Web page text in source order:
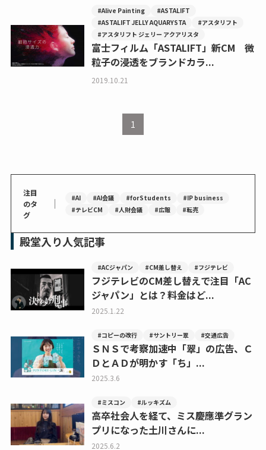
#Alive Painting
#ASTALIFT
#ASTALIFT JELLY AQUARYSTA
#アスタリフト
#アスタリフト ジェリー アクアリスタ
富士フィルム「ASTALIFT」新CM 微
粒子の浸透をブランドカラ...
2019.10.21
1
注目
のタ
グ
｜ #AI #AI会議 #forStudents
#IP business
#テレビCM
#人財会議 #広報 #転売
殿堂入り人気記事
#ACジャパン #CM差し替え #フジテレビ
フジテレビのCM差し替えで注目「AC
ジャパン」とは？料金はど...
2025.1.22
#コピーの改行 #サントリー翠 #交通広告
ＳＮＳで考察加速中「翠」の広告、Ｃ
ＤとＡＤが明かす「ち」...
2025.3.6
#ミスコン #ルッキズム
高卒社会人を経て、ミス慶應準グラン
プリになった土川さんに...
2025.6.2